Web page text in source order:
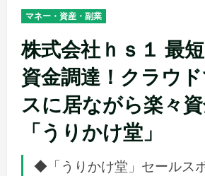
マネー・資産・副業
株式会社ｈｓ１ 最
資金調達！クラウ
スに居ながら楽々
「うりかけ堂」
◆「うりかけ堂」セールス